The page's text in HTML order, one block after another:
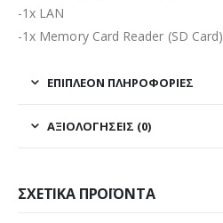
-1x LAN
-1x Memory Card Reader (SD Card)
ΕΠΙΠΛΈΟΝ ΠΛΗΡΟΦΟΡΊΕΣ
ΑΞΙΟΛΟΓΉΣΕΙΣ (0)
ΣΧΕΤΙΚΆ ΠΡΟΪΌΝΤΑ